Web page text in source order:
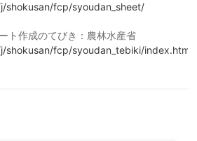
shokusan/fcp/syoudan_sheet/
ト作成のてびき：農林水産省
fcp/syoudan_tebiki/index.html